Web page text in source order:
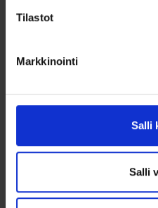
Tilastot
Markkinointi
Salli
Salli
Schalins of Sweden on
sormusmallisto. Mallistosta
kihla- ja vihkisormuksen
sormuksista isoihin koon 24
Schalins sormukset
kultaseppien korkeaa
Miksi valita Schalinsin